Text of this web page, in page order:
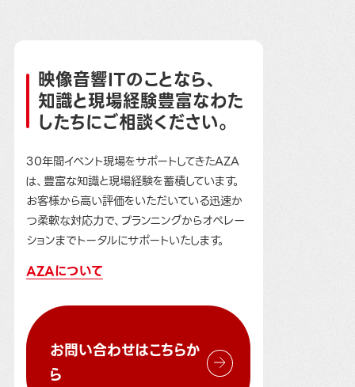
映像音響ITのことなら、
知識と現場経験豊富なわた
したちにご相談ください。
30年間イベント現場をサポートしてきたAZA
は、豊富な知識と現場経験を蓄積しています。
お客様から高い評価をいただいている迅速か
つ柔軟な対応力で、プランニングからオペレー
ションまでトータルにサポートいたします。
AZAについて
お問い合わせはこちらか
ら